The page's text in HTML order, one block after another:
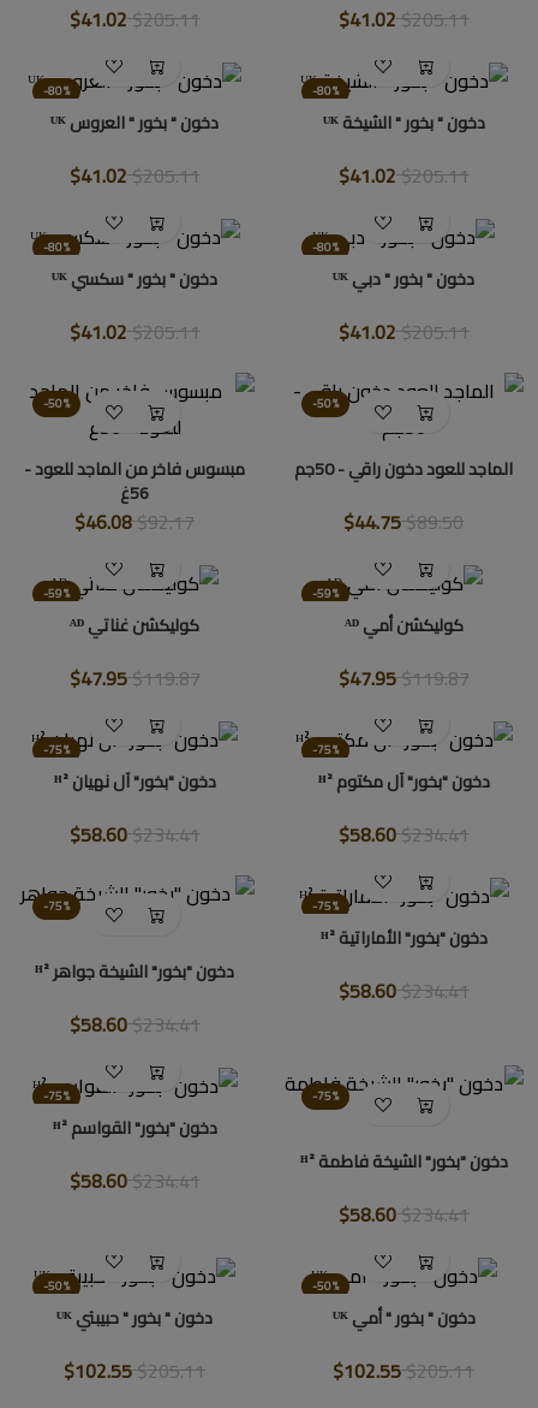
$205.11
$41.02
$205.11
$41.02
-80%
دخون " بخور " الشيخة ᵁᴷ
$205.11
$41.02
-80%
دخون " بخور " العروس ᵁᴷ
$205.11
$41.02
-80%
دخون " بخور " دبي ᵁᴷ
$205.11
$41.02
-80%
دخون " بخور " سكسي ᵁᴷ
$205.11
$41.02
-50%
الماجد للعود دخون راقي - 50جم
$89.50
$44.75
-50%
مبسوس فاخر من الماجد للعود -
56غ
$92.17
$46.08
-59%
كوليكشن أمي ᴬᴰ
$119.87
$47.95
-59%
كوليكشن غناتي ᴬᴰ
$119.87
$47.95
-75%
دخون "بخور" آل مكتوم ᴴ²
$234.41
$58.60
-75%
دخون "بخور" آل نهيان ᴴ²
$234.41
$58.60
-75%
دخون "بخور" الأماراتية ᴴ²
$234.41
$58.60
-75%
دخون "بخور" الشيخة جواهر ᴴ²
$234.41
$58.60
-75%
دخون "بخور" الشيخة فاطمة ᴴ²
$234.41
$58.60
-75%
دخون "بخور" القواسم ᴴ²
$234.41
$58.60
-50%
دخون " بخور " أمي ᵁᴷ
$205.11
$102.55
-50%
دخون " بخور " حبيبتي ᵁᴷ
$205.11
$102.55